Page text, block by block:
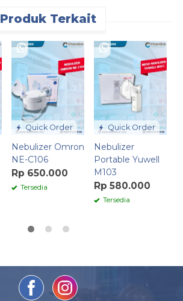
Produk Terkait
Quick Order
Nebulizer Omron
NE-C106
Rp 650.000
Tersedia
Quick Order
Nebulizer
Portable Yuwell
M103
Rp 580.000
Tersedia